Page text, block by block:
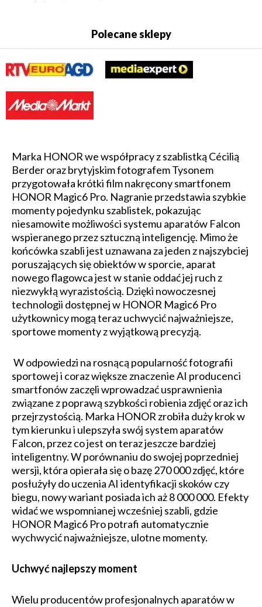
Polecane sklepy
Marka HONOR we współpracy z szablistką Cécilią
Berder oraz brytyjskim fotografem Tysonem
przygotowała krótki film nakręcony smartfonem
HONOR Magic6 Pro. Nagranie przedstawia szybkie
momenty pojedynku szablistek, pokazując
niesamowite możliwości systemu aparatów Falcon
wspieranego przez sztuczną inteligencję. Mimo że
końcówka szabli jest uznawana za jeden z najszybciej
poruszających się obiektów w sporcie, aparat
nowego flagowca jest w stanie oddać jej ruch z
niezwykłą wyrazistością. Dzięki nowoczesnej
technologii dostępnej w HONOR Magic6 Pro
użytkownicy mogą teraz uchwycić najważniejsze,
sportowe momenty z wyjątkową precyzją.
W odpowiedzi na rosnącą popularność fotografii
sportowej i coraz większe znaczenie AI producenci
smartfonów zaczęli wprowadzać usprawnienia
związane z poprawą szybkości robienia zdjęć oraz ich
przejrzystością. Marka HONOR zrobiła duży krok w
tym kierunku i ulepszyła swój system aparatów
Falcon, przez co jest on teraz jeszcze bardziej
inteligentny. W porównaniu do swojej poprzedniej
wersji, która opierała się o bazę 270 000 zdjęć, które
posłużyły do uczenia AI identyfikacji skoków czy
biegu, nowy wariant posiada ich aż 8 000 000. Efekty
widać we wspomnianej wcześniej szabli, gdzie
HONOR Magic6 Pro potrafi automatycznie
wychwycić najważniejsze, ulotne momenty.
Uchwyć najlepszy moment
Wielu producentów profesjonalnych aparatów w